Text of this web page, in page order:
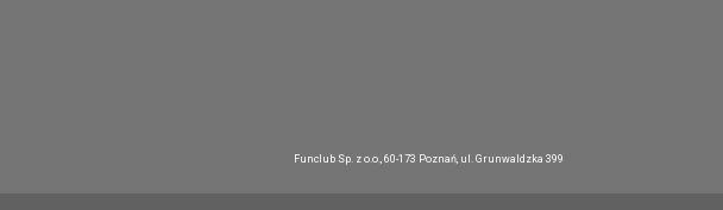
Funclub Sp. z o.o., 60-173 Poznań, ul. Grunwaldzka 399